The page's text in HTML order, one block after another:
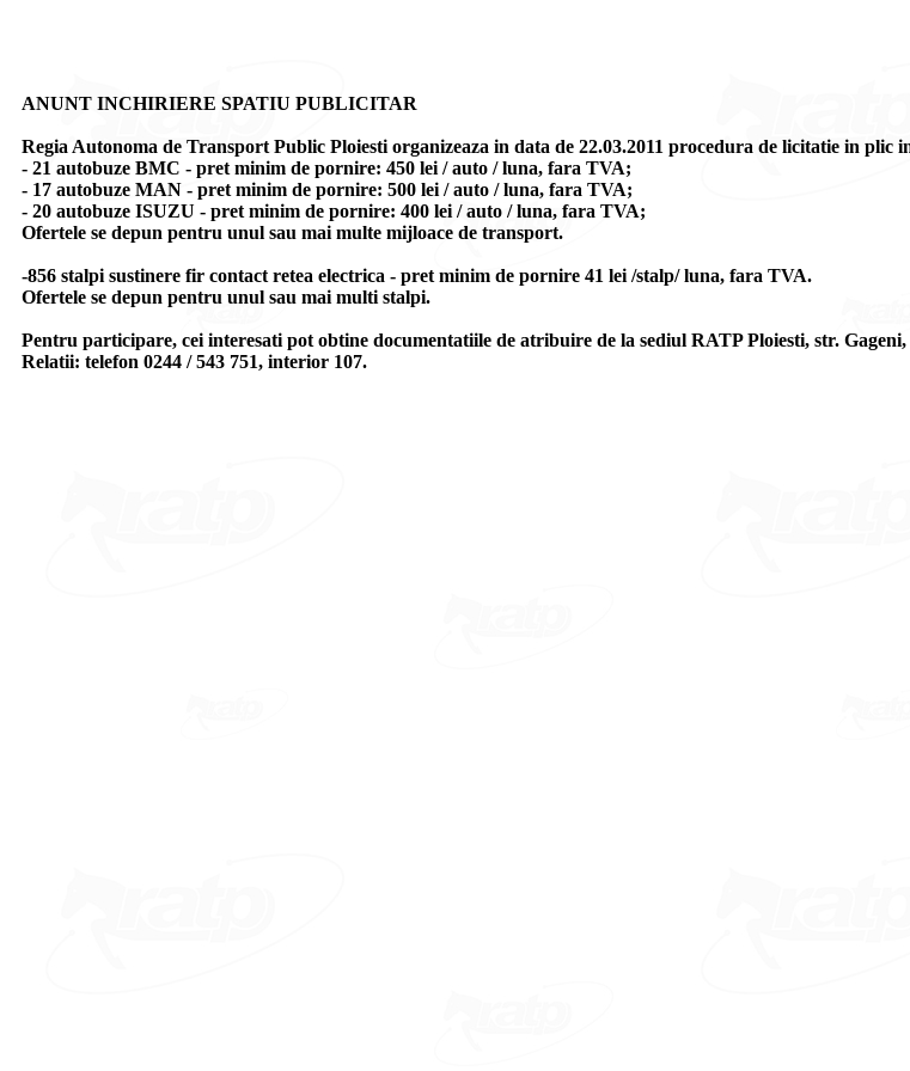
ANUNT INCHIRIERE SPATIU PUBLICITAR
Regia Autonoma de Transport Public Ploiesti organizeaza in data de 22.03.2011 procedura de licitatie in
- 21 autobuze BMC - pret minim de pornire: 450 lei / auto / luna, fara TVA;
- 17 autobuze MAN - pret minim de pornire: 500 lei / auto / luna, fara TVA;
- 20 autobuze ISUZU - pret minim de pornire: 400 lei / auto / luna, fara TVA;
Ofertele se depun pentru unul sau mai multe mijloace de transport.
-856 stalpi sustinere fir contact retea electrica - pret minim de pornire 41 lei /stalp/ luna, fara TVA.
Ofertele se depun pentru unul sau mai multi stalpi.
Pentru participare, cei interesati pot obtine documentatiile de atribuire de la sediul RATP Ploiesti, str. Gageni,
Relatii: telefon 0244 / 543 751, interior 107.